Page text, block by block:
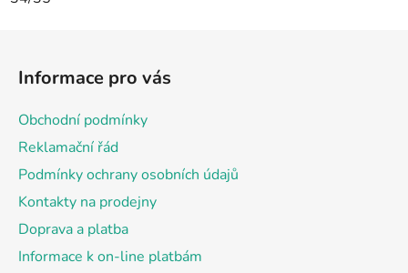
Informace pro vás
Obchodní podmínky
Reklamační řád
Podmínky ochrany osobních údajů
Kontakty na prodejny
Doprava a platba
Informace k on-line platbám